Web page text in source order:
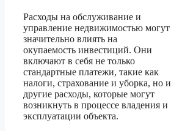
Расходы на обслуживание и
управление недвижимостью могут
значительно влиять на
окупаемость инвестиций. Они
включают в себя не только
стандартные платежи, такие как
налоги, страхование и уборка, но и
другие расходы, которые могут
возникнуть в процессе владения и
эксплуатации объекта.